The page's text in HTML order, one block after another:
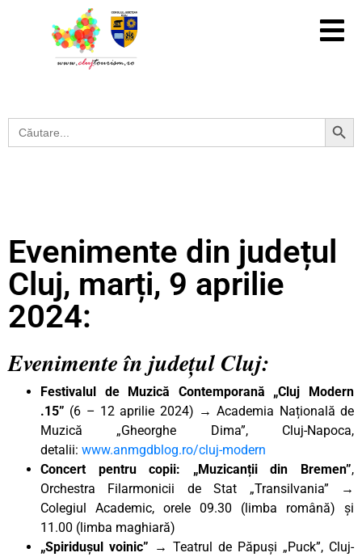
Search
for:
Search Button
Evenimente din județul
Cluj, marți, 9 aprilie
2024:
Evenimente în județul Cluj:
Festivalul de Muzică Contemporană „Cluj Modern
.15” (6 – 12 aprilie 2024) → Academia Națională de
Muzică „Gheorghe Dima”, Cluj-Napoca,
detalii: www.anmgdblog.ro/cluj-modern
Concert pentru copii: „Muzicanții din Bremen”,
Orchestra Filarmonicii de Stat „Transilvania” →
Colegiul Academic, orele 09.30 (limba română) și
11.00 (limba maghiară)
„Spiridușul voinic” → Teatrul de Păpuși „Puck”, Cluj-